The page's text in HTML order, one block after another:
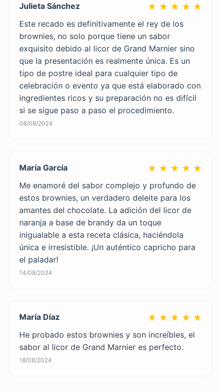
Julieta Sánchez ★ ★ ★ ★ ★
Este recado es definitivamente el rey de los
brownies, no solo porque tiene un sabor
exquisito debido al licor de Grand Marnier sino
que la presentación es realmente única. Es un
tipo de postre ideal para cualquier tipo de
celebración o evento ya que está elaborado con
ingredientes ricos y su preparación no es difícil
si se sigue paso a paso el procedimiento.
08/08/2024
María García ★ ★ ★ ★ ★
Me enamoré del sabor complejo y profundo de
estos brownies, un verdadero deleite para los
amantes del chocolate. La adición del licor de
naranja a base de brandy da un toque
inigualable a esta receta clásica, haciéndola
única e irresistible. ¡Un auténtico capricho para
el paladar!
14/08/2024
María Díaz ★ ★ ★ ★ ★
He probado estos brownies y son increíbles, el
sabor al licor de Grand Marnier es perfecto.
18/08/2024